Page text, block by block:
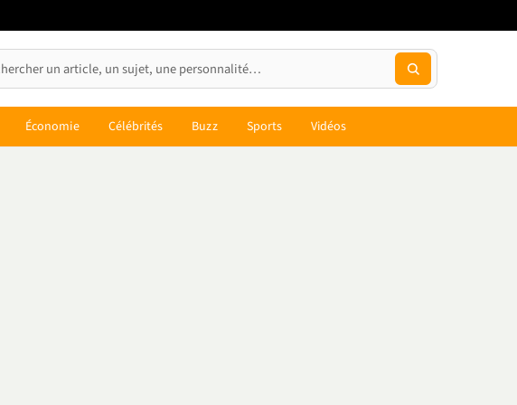
Économie Célébrités Buzz Sports Vidéos